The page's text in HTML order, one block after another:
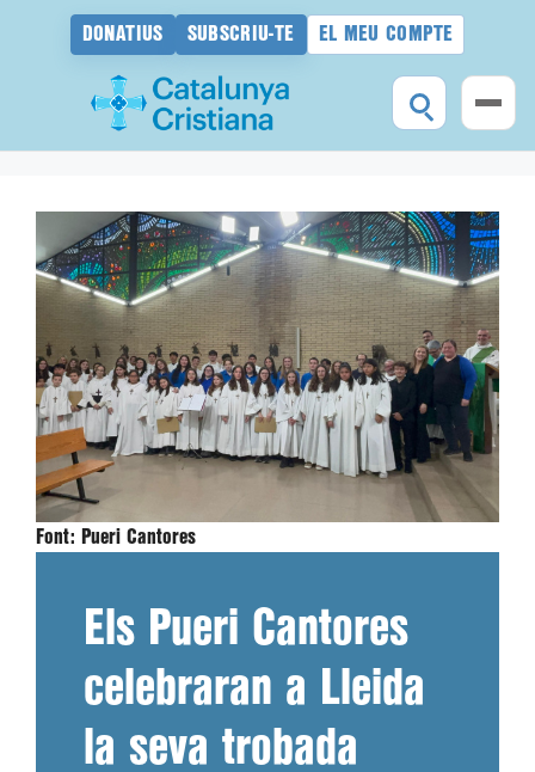
DONATIUS SUBSCRIU-TE EL MEU COMPTE
Font: Pueri Cantores
Els Pueri Cantores
celebraran a Lleida
la seva trobada